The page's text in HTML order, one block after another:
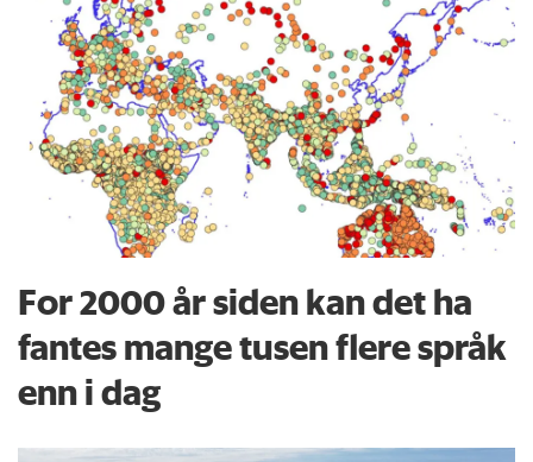
For 2000 år siden kan det ha
fantes mange tusen flere språk
enn i dag